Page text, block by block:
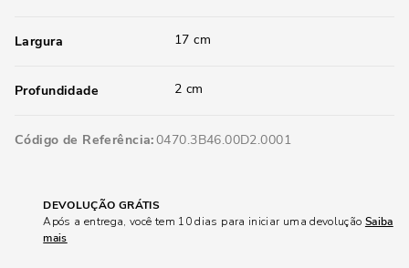
Largura 17 cm
Profundidade 2 cm
Código de Referência 0470.3B46.00D2.0001
DEVOLUÇÃO GRÁTIS
Após a entrega, você tem 10 dias para iniciar uma devolução Saiba
mais